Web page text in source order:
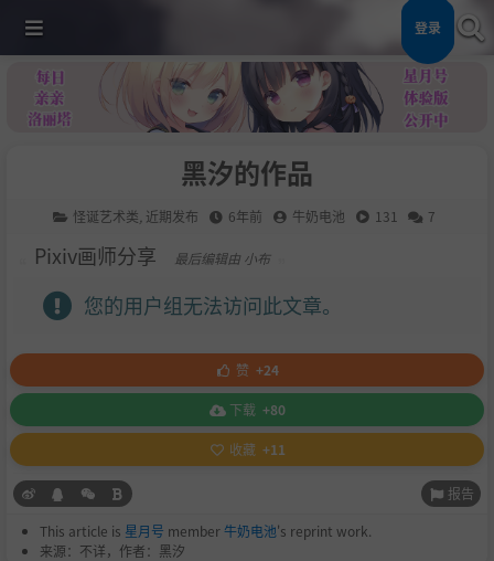
登录
黑汐的作品
怪诞艺术类 近期发布 6年前 牛奶电池 131 7
Pixiv画师分享 最后编辑由 小布
您的用户组无法访问此文章。
赞 +24
下载 +80
收藏 +11
报告
This article is 星月号 member牛奶电池's reprint work.
来源：不详，作者：黑汐